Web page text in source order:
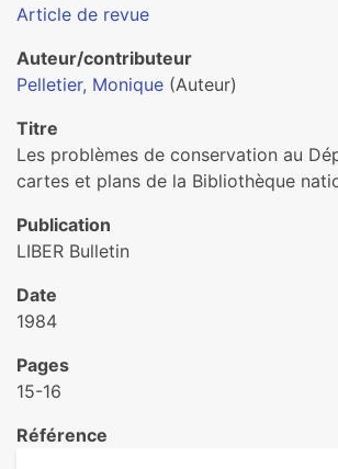
Article de revue
Auteur/contributeur
Pelletier, Monique (Auteur)
Titre
Les problèmes de conservation au
cartes et plans de la Bibliothèque
Publication
LIBER Bulletin
Date
1984
Pages
15-16
Référence